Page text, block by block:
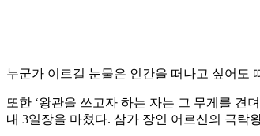
누군가 이르길 눈물은 인간을 떠나고 싶어도
또한 ‘왕관을 쓰고자 하는 자는 그 무게를 견
내 3일장을 마쳤다. 삼가 장인 어르신의 극락